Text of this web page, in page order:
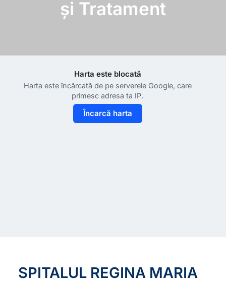
și Tratament
SPITALUL REGINA MARIA
Harta este blocată
Harta este încărcată de pe serverele Google, care
primesc adresa ta IP.
Încarcă harta